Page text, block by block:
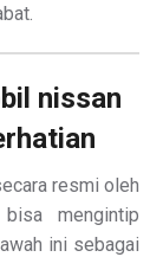
nissan
resmi oleh
mengintip
ini sebagai